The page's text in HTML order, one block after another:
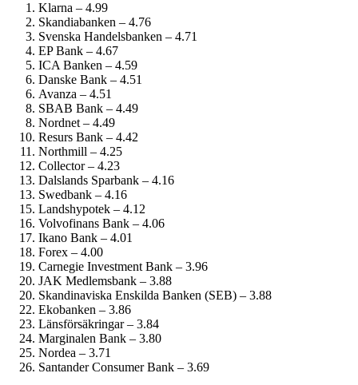
Klarna – 4.99
Skandiabanken – 4.76
Svenska Handelsbanken – 4.71
EP Bank – 4.67
ICA Banken – 4.59
Danske Bank – 4.51
Avanza – 4.51
SBAB Bank – 4.49
Nordnet – 4.49
Resurs Bank – 4.42
Northmill – 4.25
Collector – 4.23
Dalslands Sparbank – 4.16
Swedbank – 4.16
Landshypotek – 4.12
Volvofinans Bank – 4.06
Ikano Bank – 4.01
Forex – 4.00
Carnegie Investment Bank – 3.96
JAK Medlemsbank – 3.88
Skandinaviska Enskilda Banken (SEB) – 3.88
Ekobanken – 3.86
Länsförsäkringar – 3.84
Marginalen Bank – 3.80
Nordea – 3.71
Santander Consumer Bank – 3.69